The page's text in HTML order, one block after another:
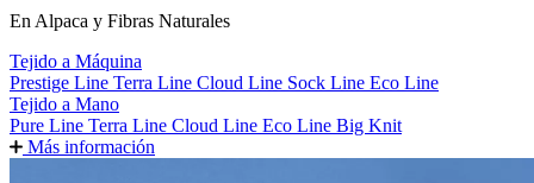
En Alpaca y Fibras Naturales
Tejido a Máquina
Prestige Line Terra Line Cloud Line Sock Line Eco Line
Tejido a Mano
Pure Line Terra Line Cloud Line Eco Line Big Knit
Más información